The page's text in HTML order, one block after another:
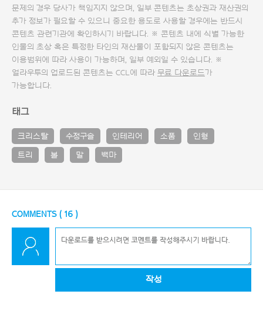
문제의 경우 당사가 책임지지 않으며, 일부 콘텐츠는 초상권과 재산권의
추가 정보가 필요할 수 있으니 중요한 용도로 사용할 경우에는 반드시
콘텐츠 관련기관에 확인하시기 바랍니다. ※ 콘텐츠 내에 식별 가능한
인물의 초상 혹은 특정한 타인의 재산물이 포함되지 않은 콘텐츠는
이용범위에 따라 사용이 가능하며, 일부 예외일 수 있습니다. ※
얼라우투의 업로드된 콘텐츠는 CCL에 따라 무료 다운로드가
가능합니다.
태그
크리스탈 수정구슬 인테리어 소품 인형
트리 볼 말 백마
COMMENTS ( 16 )
작성